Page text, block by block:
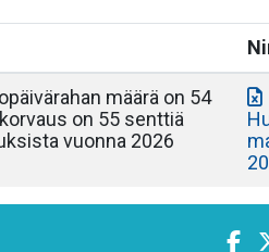
määrä on 54
on 55 senttiä
vuonna 2026